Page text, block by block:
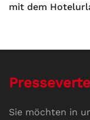
mit dem
Sie möchten in